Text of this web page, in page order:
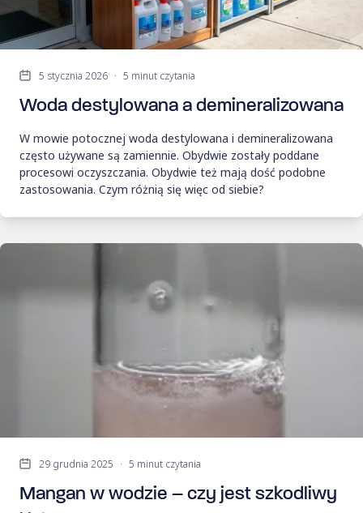
5 stycznia 2026 · 5 minut czytania
Woda destylowana a demineralizowana
W mowie potocznej woda destylowana i demineralizowana
często używane są zamiennie. Obydwie zostały poddane
procesowi oczyszczania. Obydwie też mają dość podobne
zastosowania. Czym różnią się więc od siebie?
29 grudnia 2025 · 5 minut czytania
Mangan w wodzie – czy jest szkodliwy